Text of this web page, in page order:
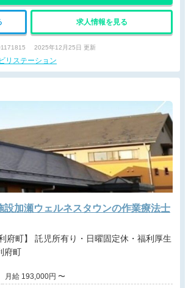
求人情報を見る
2025年12月25日 更新
リステーション
設加瀬ウェルネスタウンの作業療法士
固定休・福利厚生
府町
月給 193,000円 〜